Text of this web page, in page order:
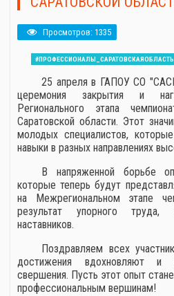
Просмотров: 1335
#ПРОФЕССИОНАЛЫ_САРАТОВСКАЯОБЛАСТЬ
25 апреля в ГАПОУ СО
церемония закрытия и
Регионального этапа
Саратовской области. Этот
молодых специалистов,
навыки в разных направлениях
В напряженной борьбе
которые теперь будут
на Межрегиональном этапе
результат упорного
наставников.
Поздравляем всех
достижения вдохновляют
свершения. Пусть этот опыт
профессиональным вершинам!